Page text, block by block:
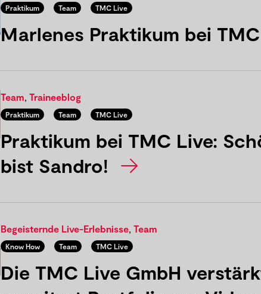
Praktikum Team TMC Live
Marlenes Praktikum bei
Team ,Traineeblog
Praktikum Team TMC Live
Praktikum bei TMC Live:
bist Sandro!
Begeisternde Live-Erlebnisse ,Team
Know How Team TMC Live
Die TMC Live GmbH